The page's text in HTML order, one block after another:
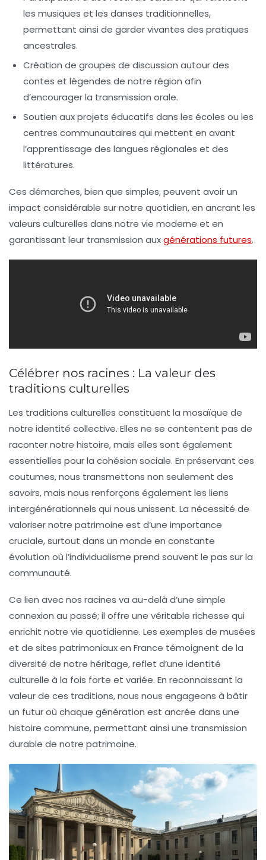
les musiques et les danses traditionnelles,
permettant ainsi de garder vivantes des pratiques
ancestrales.
Création de groupes de discussion autour des
contes et légendes de notre région afin
d’encourager la transmission orale.
Soutien aux projets éducatifs dans les écoles ou les
centres communautaires qui mettent en avant
l’apprentissage des langues régionales et des
littératures.
Ces démarches, bien que simples, peuvent avoir un
impact considérable sur notre quotidien, en ancrant les
valeurs culturelles dans notre vie moderne et en
garantissant leur transmission auxgénérations futures.
Célébrer nos racines : La valeur des
traditions culturelles
Les traditions culturelles constituent la mosaïque de
notre identité collective. Elles ne se contentent pas de
raconter notre histoire, mais elles sont également
essentielles pour la cohésion sociale. En préservant ces
coutumes, nous transmettons non seulement des
savoirs, mais nous renforçons également les liens
intergénérationnels qui nous unissent. La nécessité de
valorisernotre patrimoine est d’une importance
cruciale, surtout dans un monde en constante
évolution où l’individualisme prend souvent le pas sur la
communauté.
Ce lien avec nos racines va au-delà d’une simple
connexion au passé; il offre une véritable richesse qui
enrichit notre vie quotidienne. Les exemples de musées
et de sites patrimoniauxen France témoignent de la
diversité de notre héritage, reflet d’une identité
culturelle à la fois forte et variée. En reconnaissant la
valeurde ces traditions, nous nous engageons à bâtir
un futur où chaque génération est ancrée dans une
histoire commune, permettant ainsi une transmission
durable de notre patrimoine.